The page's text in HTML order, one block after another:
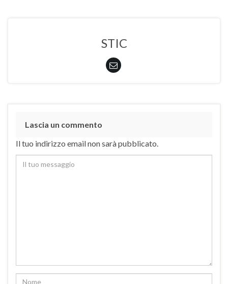
STIC
Lascia un commento
Il tuo indirizzo email non sarà pubblicato.